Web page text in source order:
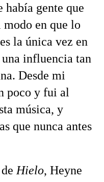
había gente que
en que lo
la única vez en
influencia tan
Desde mi
poco y fui al
música, y
que nunca antes
Hielo, Heyne